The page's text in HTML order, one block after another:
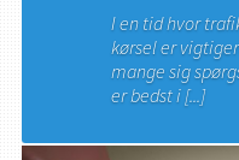
I en tid hvor
kørsel er
mange sig
er bedst i [...]